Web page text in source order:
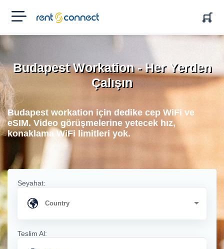
RENT'N
CONNECT
Budapest Workation - Her Yerden
Çalışın
Budapest workation için dedike cep WiFi ve
eSIM. Video görüşmelerine yetecek hız,
konaklama WiFi limitleri yok.
Seyahat:
Teslim Al: